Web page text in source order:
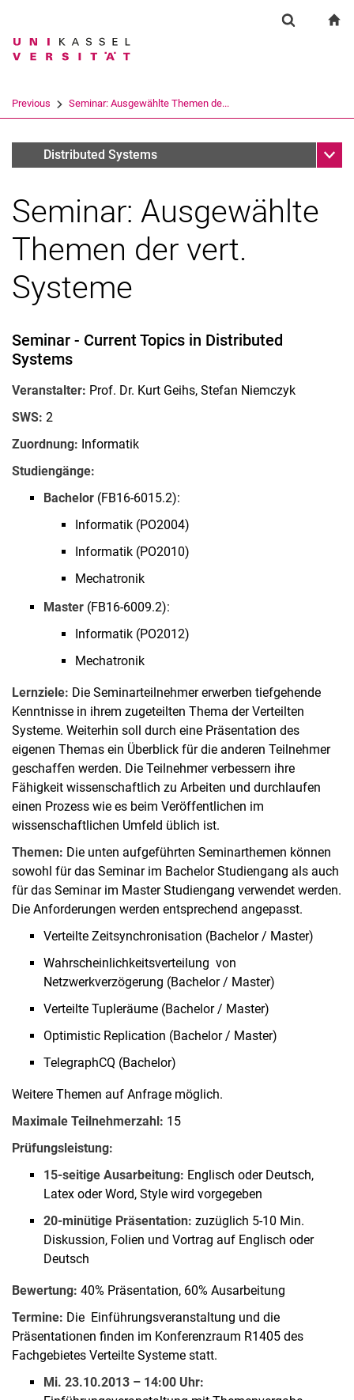
Springe direkt zu: Inhalt
Springe direkt zu: Suche
Springe direkt zu:
Suchbegriff
Suchen (öffnet externen Link in einem
Previous Seminar: Ausgewählte Themen de...
Winter semester 2012/13
Distributed Systems
Seminar: Ausgewählte
Themen der vert.
Systeme
Seminar - Current Topics in Distributed
Systems
Veranstalter: Prof. Dr. Kurt Geihs, Stefan Niemczyk
SWS: 2
Zuordnung: Informatik
Studiengänge:
Bachelor (FB16-6015.2):
Informatik (PO2004)
Informatik (PO2010)
Mechatronik
Master (FB16-6009.2):
Informatik (PO2012)
Mechatronik
Lernziele: Die Seminarteilnehmer erwerben tiefgehende
Kenntnisse in ihrem zugeteilten Thema der Verteilten
Systeme. Weiterhin soll durch eine Präsentation des
eigenen Themas ein Überblick für die anderen Teilnehmer
geschaffen werden. Die Teilnehmer verbessern ihre
Fähigkeit wissenschaftlich zu Arbeiten und durchlaufen
einen Prozess wie es beim Veröffentlichen im
wissenschaftlichen Umfeld üblich ist.
Themen: Die unten aufgeführten Seminarthemen können
sowohl für das Seminar im Bachelor Studiengang als auch
für das Seminar im Master Studiengang verwendet werden.
Die Anforderungen werden entsprechend angepasst.
Verteilte Zeitsynchronisation (Bachelor / Master)
Wahrscheinlichkeitsverteilung von
Netzwerkverzögerung (Bachelor / Master)
Verteilte Tupleräume (Bachelor / Master)
Optimistic Replication (Bachelor / Master)
TelegraphCQ (Bachelor)
Weitere Themen auf Anfrage möglich.
Maximale Teilnehmerzahl: 15
Prüfungsleistung:
15-seitige Ausarbeitung: Englisch oder Deutsch,
Latex oder Word, Style wird vorgegeben
20-minütige Präsentation: zuzüglich 5-10 Min.
Diskussion, Folien und Vortrag auf Englisch oder
Deutsch
Bewertung: 40% Präsentation, 60% Ausarbeitung
Termine: Die Einführungsveranstaltung und die
Präsentationen finden im Konferenzraum R1405 des
Fachgebietes Verteilte Systeme statt.
Mi. 23.10.2013 – 14:00 Uhr: